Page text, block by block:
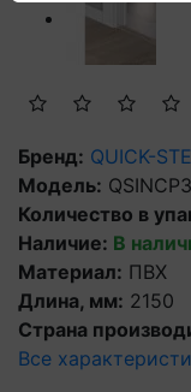
Бренд: QUICK-
Модель:
Количество в
Наличие: В
Материал: ПВХ
Длина, мм: 2150
Страна
Все